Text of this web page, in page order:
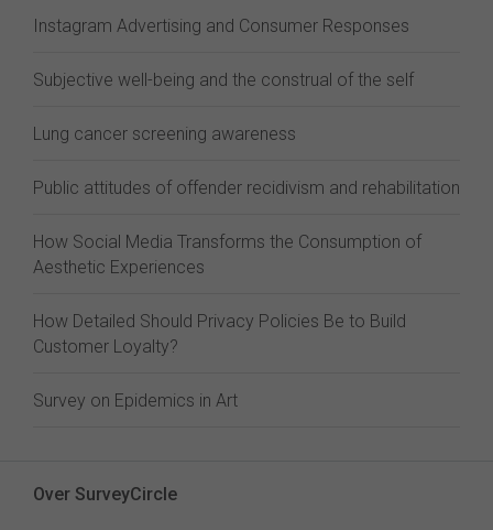
Instagram Advertising and Consumer Responses
Subjective well-being and the construal of the self
Lung cancer screening awareness
Public attitudes of offender recidivism and rehabilitation
How Social Media Transforms the Consumption of
Aesthetic Experiences
How Detailed Should Privacy Policies Be to Build
Customer Loyalty?
Survey on Epidemics in Art
Over SurveyCircle